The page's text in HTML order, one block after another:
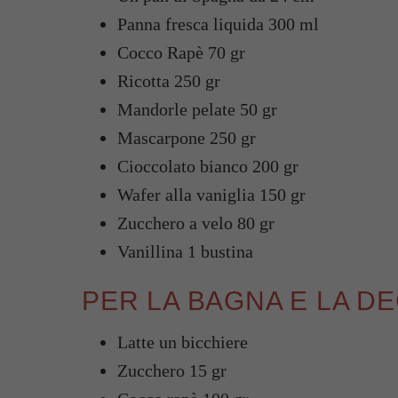
Panna fresca liquida 300 ml
Cocco Rapè 70 gr
Ricotta 250 gr
Mandorle pelate 50 gr
Mascarpone 250 gr
Cioccolato bianco 200 gr
Wafer alla vaniglia 150 gr
Zucchero a velo 80 gr
Vanillina 1 bustina
PER LA BAGNA E LA
Latte un bicchiere
Zucchero 15 gr